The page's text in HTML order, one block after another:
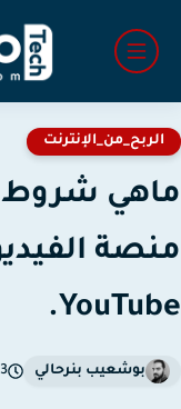
شروط
بوشعيب بنرحالي